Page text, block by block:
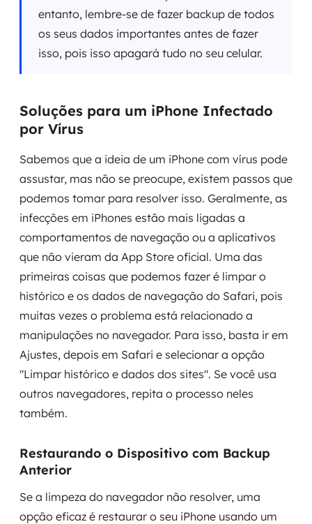
entanto, lembre-se de fazer backup de todos
os seus dados importantes antes de fazer
isso, pois isso apagará tudo no seu celular.
Soluções para um iPhone Infectado
por Vírus
Sabemos que a ideia de um iPhone com vírus pode
assustar, mas não se preocupe, existem passos que
podemos tomar para resolver isso. Geralmente, as
infecções em iPhones estão mais ligadas a
comportamentos de navegação ou a aplicativos
que não vieram da App Store oficial. Uma das
primeiras coisas que podemos fazer é limpar o
histórico e os dados de navegação do Safari, pois
muitas vezes o problema está relacionado a
manipulações no navegador. Para isso, basta ir em
Ajustes, depois em Safari e selecionar a opção
"Limpar histórico e dados dos sites". Se você usa
outros navegadores, repita o processo neles
também.
Restaurando o Dispositivo com Backup
Anterior
Se a limpeza do navegador não resolver, uma
opção eficaz é restaurar o seu iPhone usando um